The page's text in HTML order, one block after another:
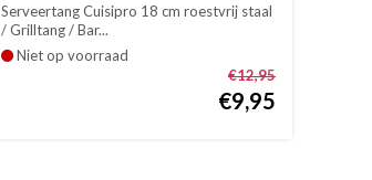
Serveertang Cuisipro 18 cm roestvrij staal
/ Grilltang / Bar...
Niet op voorraad
€12,95
€9,95